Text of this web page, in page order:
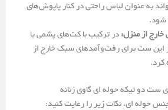
به عنوان لباس راحتی در کنار پاپوش‌های
شود.
از منزل: در ترکیب با کت‌های پشمی یا
این ست برای رفت‌وآمدهای سبک خارج از
کرد.
دو تیکه حوله ای گاوی زنانه
حوله ای، نکات زیر را رعایت کنید: